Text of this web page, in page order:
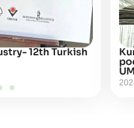
12th Turkish